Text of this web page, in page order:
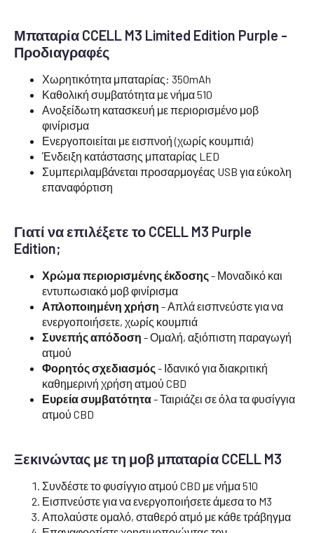
Μπαταρία CCELL M3 Limited Edition Purple -
Προδιαγραφές
Χωρητικότητα μπαταρίας: 350mAh
Καθολική συμβατότητα με νήμα 510
Ανοξείδωτη κατασκευή με περιορισμένο μοβ
φινίρισμα
Ενεργοποιείται με εισπνοή (χωρίς κουμπιά)
Ένδειξη κατάστασης μπαταρίας LED
Συμπεριλαμβάνεται προσαρμογέας USB για εύκολη
επαναφόρτιση
Γιατί να επιλέξετε το CCELL M3 Purple
Edition;
Χρώμα περιορισμένης έκδοσης- Μοναδικό και
εντυπωσιακό μοβ φινίρισμα
Απλοποιημένη χρήση - Απλά εισπνεύστε για να
ενεργοποιήσετε, χωρίς κουμπιά
Συνεπής απόδοση - Ομαλή, αξιόπιστη παραγωγή
ατμού
Φορητός σχεδιασμός- Ιδανικό για διακριτική
καθημερινή χρήση ατμού CBD
Ευρεία συμβατότητα- Ταιριάζει σε όλα τα φυσίγγια
ατμού CBD
Ξεκινώντας με τη μοβ μπαταρία CCELL M3
Συνδέστε το φυσίγγιο ατμού CBD με νήμα 510
Εισπνεύστε για να ενεργοποιήσετε άμεσα το M3
Απολαύστε ομαλό, σταθερό ατμό με κάθε τράβηγμα